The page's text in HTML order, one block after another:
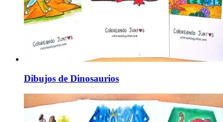
Dibujos de Dinosaurios